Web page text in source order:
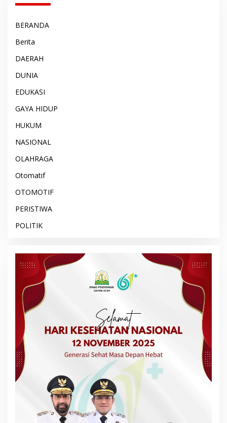
BERANDA
Berita
DAERAH
DUNIA
EDUKASI
GAYA HIDUP
HUKUM
NASIONAL
OLAHRAGA
Otomatif
OTOMOTIF
PERISTIWA
POLITIK